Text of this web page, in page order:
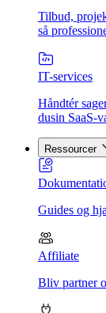
Tilbud,
så
IT-services
Håndtér
dusin SaaS-
Ressourcer
Guides og
Affiliate
Bliv partner